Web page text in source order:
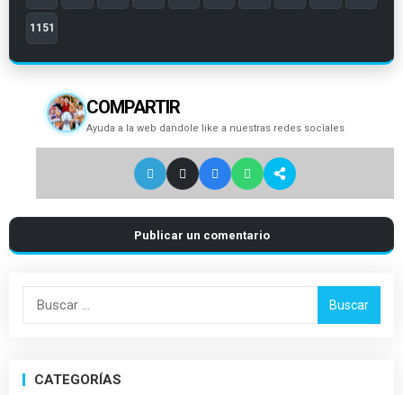
1151
COMPARTIR
Ayuda a la web dandole like a nuestras redes sociales
Publicar un comentario
Buscar:
CATEGORÍAS